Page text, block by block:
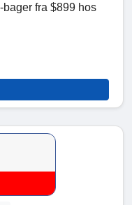
fra $899 hos